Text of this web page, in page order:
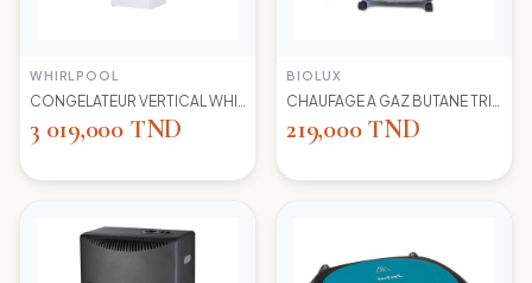
WHIRLPOOL
3 019,000 TND
BIOLUX
219,000 TND